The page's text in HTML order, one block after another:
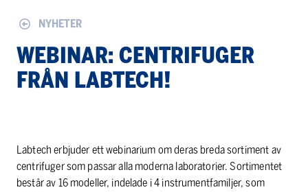
NYHETER
WEBINAR: CENTRIFUGER
FRÅN LABTECH!
Labtech erbjuder ett webinarium om deras breda sortiment av
centrifuger som passar alla moderna laboratorier. Sortimentet
består av 16 modeller, indelade i 4 instrumentfamiljer, som